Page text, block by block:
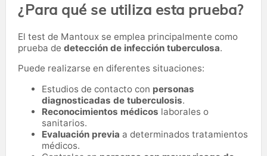
¿Para qué se utiliza esta prueba?
El test de Mantoux se emplea principalmente como
prueba de detección de infección tuberculosa.
Puede realizarse en diferentes situaciones:
Estudios de contacto con personas
diagnosticadas de tuberculosis.
Reconocimientos médicos laborales o
sanitarios.
Evaluación previa a determinados tratamientos
médicos.